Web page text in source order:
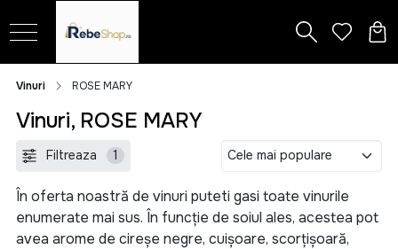
Vinuri ROSE MARY
Vinuri, ROSE MARY
Filtreaza 1
În oferta noastră de vinuri puteti gasi toate vinurile
enumerate mai sus. În funcție de soiul ales, acestea pot
avea arome de cireșe negre, cuișoare, scorțișoară,